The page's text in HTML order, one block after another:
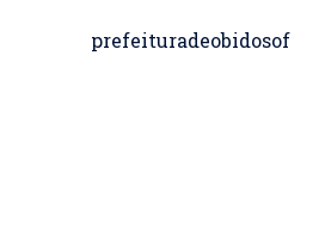
prefeituradeobidosof